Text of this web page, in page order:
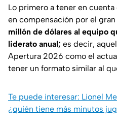
Lo primero a tener en cuenta
en compensación por el gran
millón de dólares al equipo
liderato anual; es decir,
Apertura 2026 como el
tener un formato similar al
Te puede interesar: Lionel
¿quién tiene más minutos